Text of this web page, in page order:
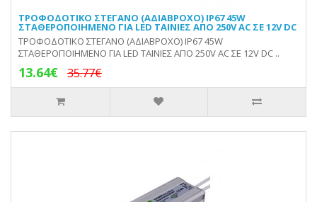
ΤΡΟΦΟΔΟΤΙΚΟ ΣΤΕΓΑΝΟ (ΑΔΙΑΒΡΟΧΟ) IP67 45W
ΣΤΑΘΕΡΟΠΟΙΗΜΕΝΟ ΓΙΑ LED ΤΑΙΝΙΕΣ ΑΠΟ 250V AC ΣΕ 12V DC
ΤΡΟΦΟΔΟΤΙΚΟ ΣΤΕΓΑΝΟ (ΑΔΙΑΒΡΟΧΟ) IP67 45W
ΣΤΑΘΕΡΟΠΟΙΗΜΕΝΟ ΓΙΑ LED ΤΑΙΝΙΕΣ ΑΠΟ 250V AC ΣΕ 12V DC ..
13.64€ 35.77€